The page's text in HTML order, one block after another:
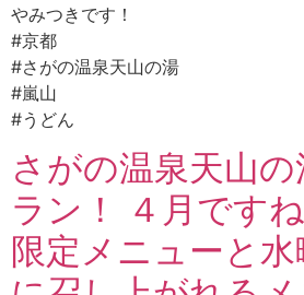
やみつきです！
#京都
#さがの温泉天山の湯
#嵐山
#うどん
さがの温泉天山の
ラン！ ４月です
限定メニューと